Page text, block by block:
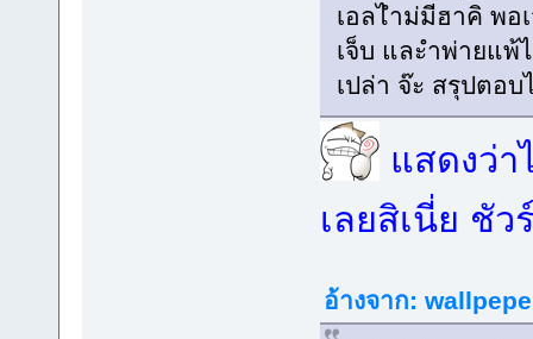
เอลไำม่มีฮาคิ พอ
เจ็บ และำพ่ายแพ้
เปล่า จ๊ะ สรุปตอบ
แสดงว่า
เลยสิเนี่ย ชั
อ้างจาก: